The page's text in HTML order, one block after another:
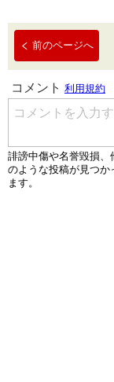
前のページへ